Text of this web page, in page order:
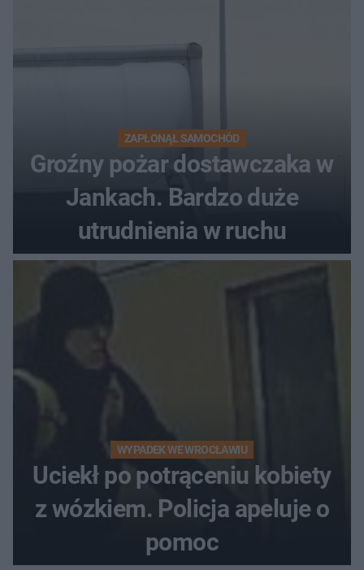
ZAPŁONĄŁ SAMOCHÓD
Groźny pożar dostawczaka w
Jankach. Bardzo duże
utrudnienia w ruchu
WYPADEK WE WROCŁAWIU
Uciekł po potrąceniu kobiety
z wózkiem. Policja apeluje o
pomoc